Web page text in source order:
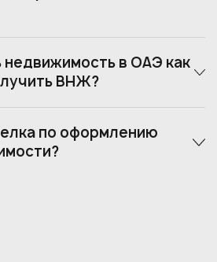
недвижимость в ОАЭ как
ВНЖ?
по оформлению